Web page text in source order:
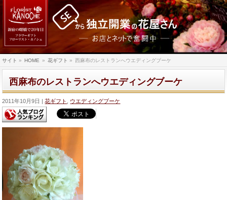
サイト » HOME » 花ギフト » 西麻布のレストランへウエディングブーケ
西麻布のレストランへウエディングブーケ
2011年10月9日 花ギフト ウエディングブーケ